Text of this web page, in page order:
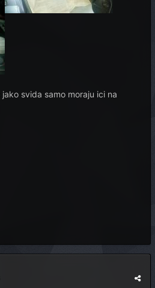
svida samo moraju ici na